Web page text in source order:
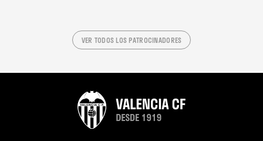
VER TODOS LOS PATROCINADORES